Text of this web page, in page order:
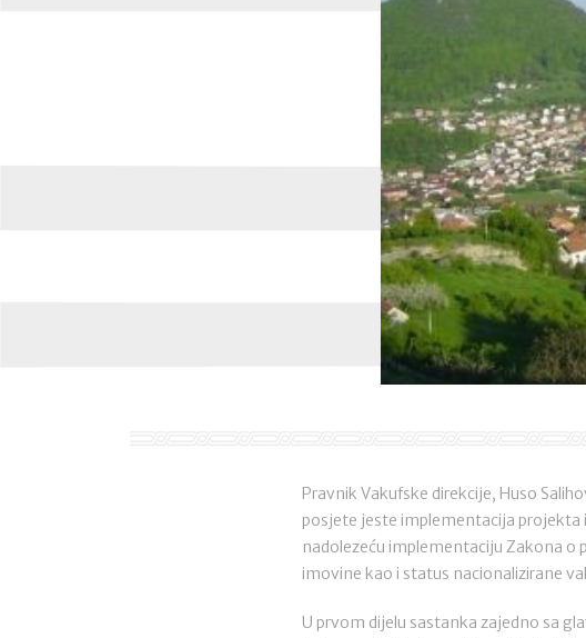
Pravnik Vakufske direkcije, Huso
posjete jeste implementacija projekta
nadolezeću implementaciju Zakona
imovine kao i status nacionalizirane
U prvom dijelu sastanka zajedno sa